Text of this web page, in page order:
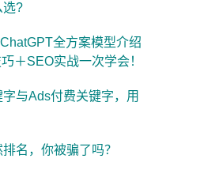
选?
全方案模型介绍
＋SEO实战一次学会！
与Ads付费关键字，用
名，你被骗了吗？